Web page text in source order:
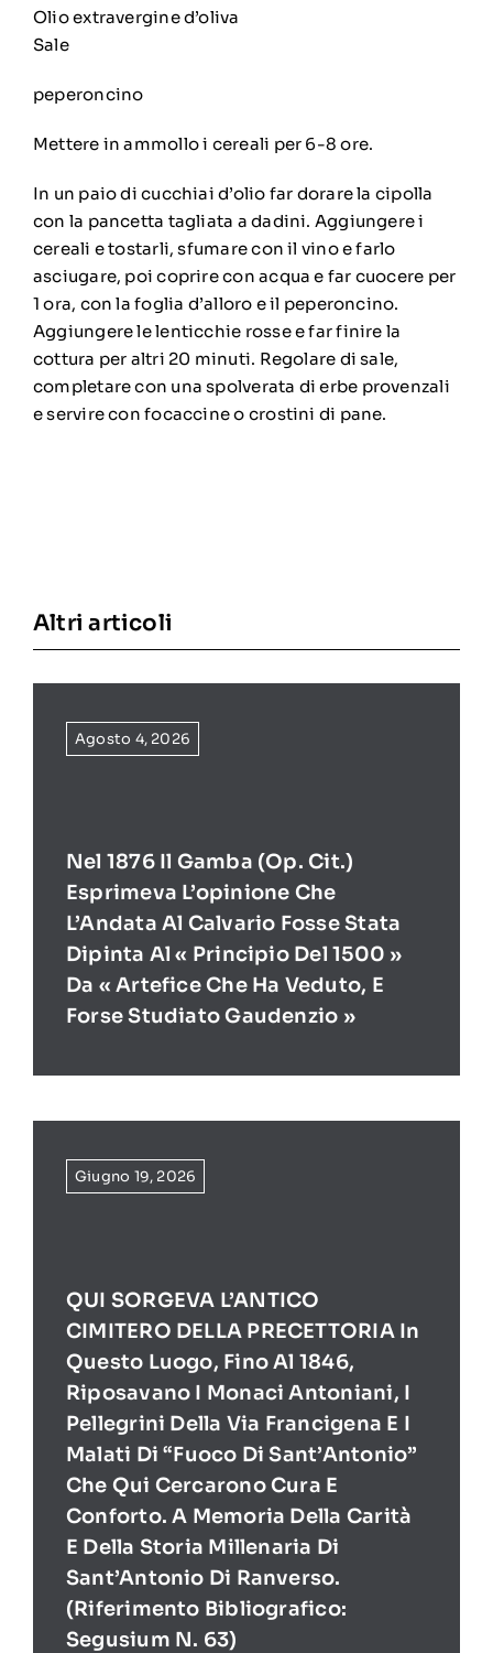
Olio extravergine d’oliva
Sale
peperoncino
Mettere in ammollo i cereali per 6-8 ore.
In un paio di cucchiai d’olio far dorare la cipolla
con la pancetta tagliata a dadini. Aggiungere i
cereali e tostarli, sfumare con il vino e farlo
asciugare, poi coprire con acqua e far cuocere per
1 ora, con la foglia d’alloro e il peperoncino.
Aggiungere le lenticchie rosse e far finire la
cottura per altri 20 minuti. Regolare di sale,
completare con una spolverata di erbe provenzali
e servire con focaccine o crostini di pane.
Altri articoli
Agosto 4, 2026
Nel 1876 Il Gamba (op. Cit.)
Esprimeva L’opinione Che
L’Andata Al Calvario Fosse Stata
Dipinta Al « Principio Del 1500 »
Da « Artefice Che Ha Veduto, E
Forse Studiato Gaudenzio »
Giugno 19, 2026
QUI SORGEVA L’ANTICO
CIMITERO DELLA PRECETTORIA In
Questo Luogo, Fino Al 1846,
Riposavano I Monaci Antoniani, I
Pellegrini Della Via Francigena E I
Malati Di “Fuoco Di Sant’Antonio”
Che Qui Cercarono Cura E
Conforto. A Memoria Della Carità
E Della Storia Millenaria Di
Sant’Antonio Di Ranverso.
(Riferimento Bibliografico:
Segusium N. 63)